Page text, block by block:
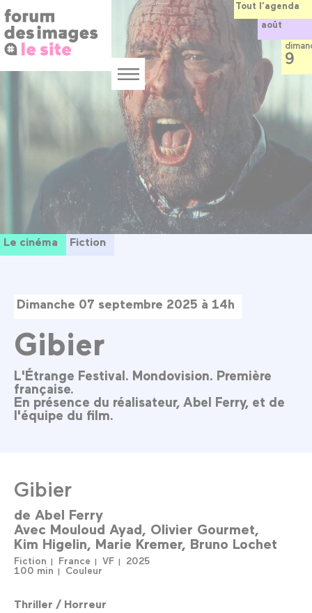
Panneau de gestion des cookies
au
contenu
principal
Menu
Le cinéma Fiction
Dimanche 07 septembre 2025 à 14h
Gibier
L'Étrange Festival. Mondovision. Première
française.
En présence du réalisateur, Abel Ferry, et de
l'équipe du film.
Gibier
de Abel Ferry
Avec Mouloud Ayad Olivier Gourmet
Kim Higelin Marie Kremer Bruno Lochet
Fiction France VF
2025
100 min
Couleur
Thriller / Horreur
Tout l’agenda
août
9